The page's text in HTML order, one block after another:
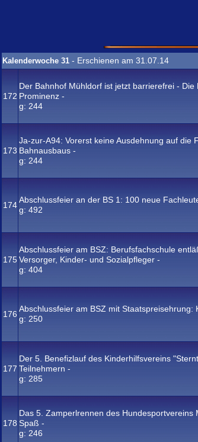
Kalenderwoche 31 - Erschienen am 31.07.14
172
Der Bahnhof Mühldorf ist jetzt barrierefrei - Die
Prominenz -
g: 244
173
Ja-zur-A94: Vorerst keine Ausdehnung auf die
Bahnausbaus -
g: 244
174
Abschlussfeier an der BS 1: 100 neue
g: 492
175
Abschlussfeier am BSZ: Berufsfachschule
Versorger, Kinder- und Sozialpfleger -
g: 404
176
Abschlussfeier am BSZ mit Staatspreisehrung:
g: 250
177
Der 5. Benefizlauf des Kinderhilfsvereins
Teilnehmern -
g: 285
178
Das 5. Zamperlrennen des Hundesportvereins
Spaß -
g: 246